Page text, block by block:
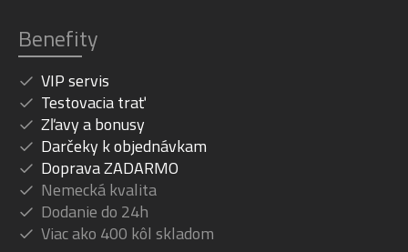
Benefity
VIP servis
Testovacia trať
Zľavy a bonusy
Darčeky k objednávkam
Doprava ZADARMO
Nemecká kvalita
Dodanie do 24h
Viac ako 400 kôl skladom